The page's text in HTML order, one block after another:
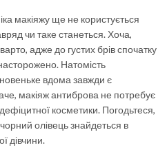
макіяжу ще не користується
чи таке станеться. Хоча,
адже до густих брів спочатку
Натомість
вдома завжди є
макіяж антиброва не потребує
косметики. Погодьтеся,
олівець знайдеться в
дівчини.